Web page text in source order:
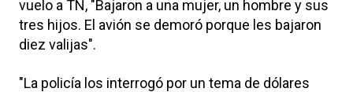
vuelo a TN, "Bajaron a una mujer, un hombre y sus
tres hijos. El avión se demoró porque les bajaron
diez valijas".
"La policía los interrogó por un tema de dólares